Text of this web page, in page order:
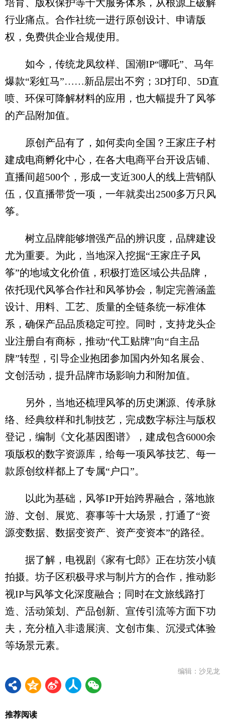
培育、版权保护等十大服务体系，从根源上破解
行业痛点。合作社统一进行原创设计、申请版
权，免费供企业合规使用。
如今，传统龙凤纹样、国潮IP“哪吒”、马年
爆款“彩虹马”……新品层出不穷；3D打印、5D直
喷、环保可降解材料的应用，也大幅提升了风筝
的产品附加值。
原创产品有了，如何卖向全国？王家庄子村
建成电商孵化中心，在各大电商平台开设店铺、
直播间超500个，形成一支近300人的线上营销队
伍，仅直播带货一项，一年就卖出2500多万只风
筝。
树立品牌能够增强产品的辨识度，品牌建设
尤为重要。为此，当地深入挖掘“王家庄子风
筝”的地域文化价值，积极打造区域公共品牌，
依托现代风筝合作社和风筝协会，制定完善涵盖
设计、用料、工艺、质量的全链条统一标准体
系，确保产品品质稳定可控。同时，支持龙头企
业注册自有商标，推动“代工贴牌”向“自主品
牌”转型，引导企业抱团参加国内外知名展会、
文创活动，提升品牌市场影响力和附加值。
另外，当地还梳理风筝的历史渊源、传承脉
络、经典纹样和扎制技艺，完成数字标注与版权
登记，编制《文化基因图谱》，建成包含6000余
项版权的数字资源库，给每一项风筝技艺、每一
款原创纹样都上了专属“户口”。
以此为基础，风筝IP开始跨界融合，落地旅
游、文创、展览、赛事等十大场景，打通了“资
源变数据、数据变资产、资产变资本”的路径。
据了解，电视剧《家有七郎》正在坊茨小镇
拍摄。坊子区积极寻求与制片方的合作，推动影
视IP与风筝文化深度融合；同时在文旅线路打
造、活动策划、产品创新、宣传引流等方面下功
夫，充分植入非遗展演、文创市集、沉浸式体验
等场景元素。
编辑：沙见龙
推荐阅读